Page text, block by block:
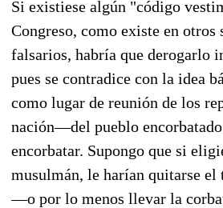
Si existiese algún "código
Congreso, como existe en
falsarios, habría que derogarlo
pues se contradice con la idea
como lugar de reunión de los
nación—del pueblo
encorbatar. Supongo que si
musulmán, le harían quitarse
—o por lo menos llevar la